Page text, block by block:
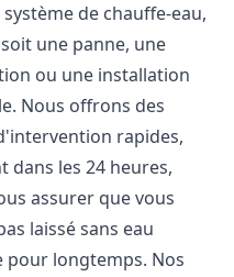
de chauffe-eau,
une panne, une
ou une installation
Nous offrons des
rapides,
dans les 24 heures,
assurer que vous
laissé sans eau
pour longtemps. Nos